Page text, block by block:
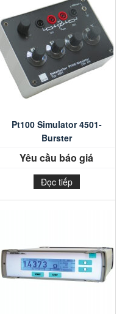
Pt100 Simulator 4501-
Burster
Yêu cầu báo giá
Đọc tiếp